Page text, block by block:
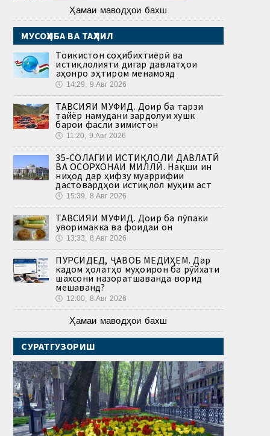
Ҳамаи маводҳои бахш
МУСОҲИБА ВА ТАҲЛИЛ
Тоҷикистон соҳибихтиёрӣ ва
истиқлолияти дигар давлатҳои
ҷаҳонро эҳтиром менамояд
🕔 14:29, 9.Авг 2026
ТАВСИЯИ МУФИД. Доир ба тарзи
тайёр намудани зардолуи хушк
барои фасли зимистон
🕔 11:20, 9.Авг 2026
35-СОЛАГИИ ИСТИҚЛОЛИ ДАВЛАТӢ
ВА ОСОРХОНАИ МИЛЛӢ. Нақши ин
ниҳод дар ҳифзу муаррифии
дастовардҳои истиқлол муҳим аст
🕔 15:39, 8.Авг 2026
ТАВСИЯИ МУФИД. Доир ба пӯпаки
ҷуворимакка ва фоидаи он
🕔 13:33, 8.Авг 2026
ПУРСИДЕД, ҶАВОБ МЕДИҲЕМ. Дар
кадом ҳолатҳо муҳоҷирон ба рӯйхати
шахсони назоратшаванда ворид
мешаванд?
🕔 12:00, 8.Авг 2026
Ҳамаи маводҳои бахш
СУРАТГУЗОРИШ